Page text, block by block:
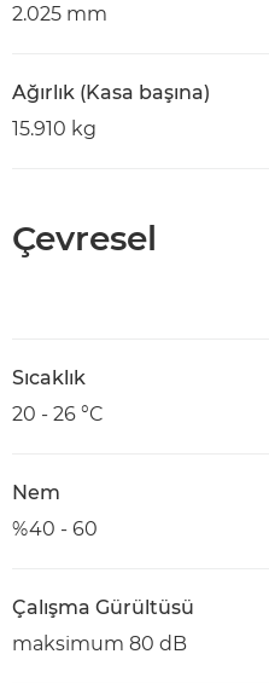
2.025 mm
Ağırlık (Kasa başına)
15.910 kg
Çevresel
Sıcaklık
20 - 26 °C
Nem
%40 - 60
Çalışma Gürültüsü
maksimum 80 dB